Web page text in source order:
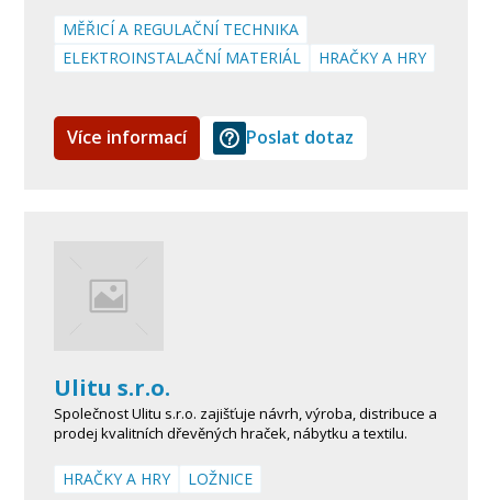
MĚŘICÍ A REGULAČNÍ TECHNIKA
ELEKTROINSTALAČNÍ MATERIÁL
HRAČKY A HRY
Více informací Poslat dotaz
Ulitu s.r.o.
Společnost Ulitu s.r.o. zajišťuje návrh, výroba, distribuce a
prodej kvalitních dřevěných hraček, nábytku a textilu.
HRAČKY A HRY LOŽNICE